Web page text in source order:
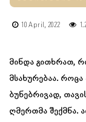
10 April, 2022
მინდა გითხრათ,
მსახურებაა.
ბუნებრივად,
ღმერთმა შექმნა.